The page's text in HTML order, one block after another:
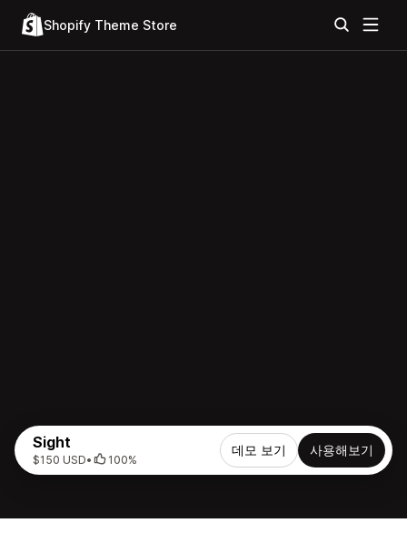
Shopify Theme Store
Sight
$150 USD• 100%
데모 보기 사용해보기